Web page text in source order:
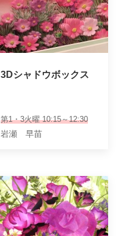
3Dシャドウボックス
第1・3火曜 10:15～12:30
岩瀬 早苗